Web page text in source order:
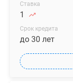
Ставка
1
Срок кредита
до 30 лет